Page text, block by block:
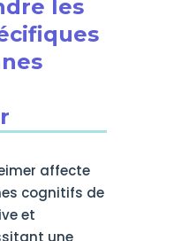
les
affecte
cognitifs de
et